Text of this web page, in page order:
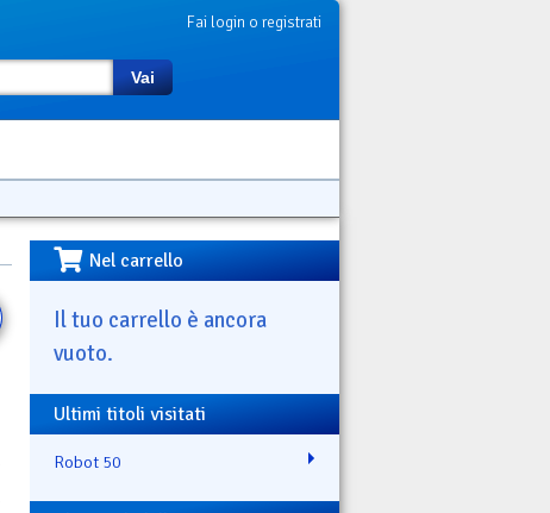
Fai login o registrati
Vai
Nel carrello
Il tuo carrello è ancora
vuoto.
Ultimi titoli visitati
Robot 50